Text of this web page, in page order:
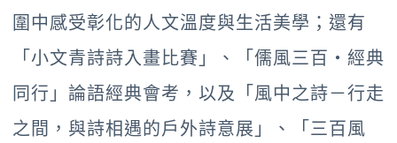
圍中感受彰化的人文溫度與生活美學；還有
「小文青詩詩入畫比賽」、「儒風三百・經典
同行」論語經典會考，以及「風中之詩－行走
之間，與詩相遇的戶外詩意展」、「三百風